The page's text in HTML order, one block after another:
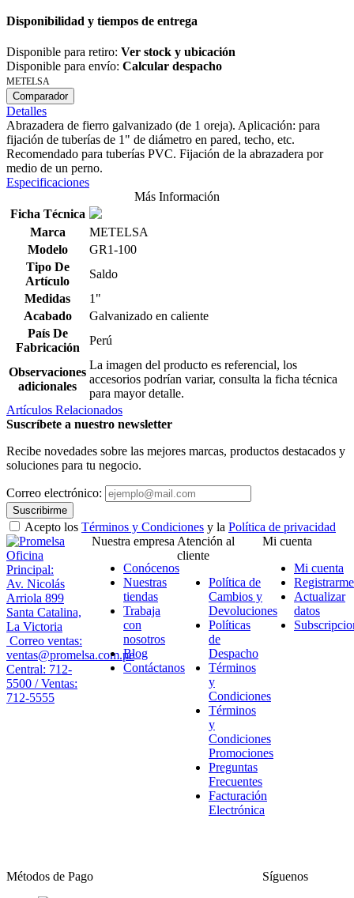
Disponibilidad y tiempos de entrega
Disponible para retiro: Ver stock y ubicación
Disponible para envío: Calcular despacho
METELSA
Comparador
Detalles
Abrazadera de fierro galvanizado (de 1 oreja). Aplicación: para
fijación de tuberías de 1" de diámetro en pared, techo, etc.
Recomendado para tuberías PVC. Fijación de la abrazadera por
medio de un perno.
Especificaciones
Más Información
Ficha Técnica
Marca
METELSA
Modelo
GR1-100
Tipo De
Artículo
Saldo
Medidas
1"
Acabado
Galvanizado en caliente
País De
Fabricación
Perú
Observaciones
adicionales
La imagen del producto es referencial, los
accesorios podrían variar, consulta la ficha técnica
para mayor detalle.
Artículos Relacionados
Suscríbete a nuestro newsletter
Recibe novedades sobre las mejores marcas, productos destacados y
soluciones para tu negocio.
Correo electrónico:
Suscribirme
Acepto los Términos y Condiciones y la Política de privacidad
Oficina
Principal:
Av. Nicolás
Arriola 899
Santa Catalina,
La Victoria
Correo ventas:
ventas@promelsa.com.pe
Central: 712-
5500 / Ventas:
712-5555
Nuestra empresa
Conócenos
Nuestras
tiendas
Trabaja
con
nosotros
Blog
Contáctanos
Atención al
cliente
Política de
Cambios y
Devoluciones
Políticas
de
Despacho
Términos
y
Condiciones
Términos
y
Condiciones
Promociones
Preguntas
Frecuentes
Facturación
Electrónica
Mi cuenta
Mi cuenta
Registrarme
Actualizar
datos
Métodos de Pago Síguenos